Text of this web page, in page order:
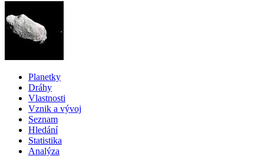
Planetky
Dráhy
Vlastnosti
Vznik a vývoj
Seznam
Hledání
Statistika
Analýza